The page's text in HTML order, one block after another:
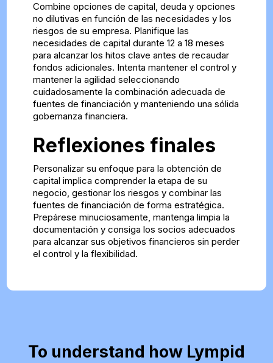
Combine opciones de capital, deuda y opciones
no dilutivas en función de las necesidades y los
riesgos de su empresa. Planifique las
necesidades de capital durante 12 a 18 meses
para alcanzar los hitos clave antes de recaudar
fondos adicionales. Intenta mantener el control y
mantener la agilidad seleccionando
cuidadosamente la combinación adecuada de
fuentes de financiación y manteniendo una sólida
gobernanza financiera.
Reflexiones finales
Personalizar su enfoque para la obtención de
capital implica comprender la etapa de su
negocio, gestionar los riesgos y combinar las
fuentes de financiación de forma estratégica.
Prepárese minuciosamente, mantenga limpia la
documentación y consiga los socios adecuados
para alcanzar sus objetivos financieros sin perder
el control y la flexibilidad.
To understand how Lympid